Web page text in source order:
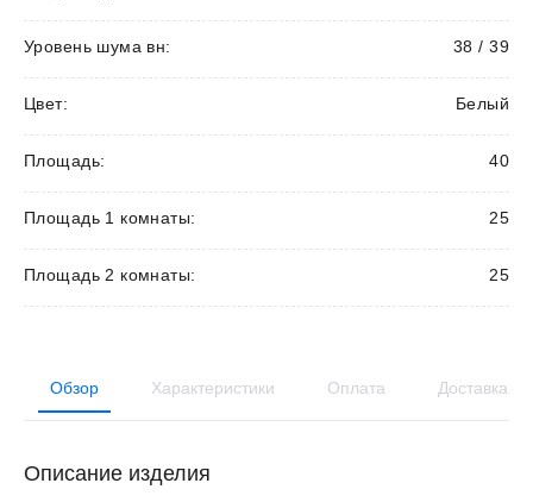
Уровень шума вн: 38 / 39
Цвет: Белый
Площадь: 40
Площадь 1 комнаты: 25
Площадь 2 комнаты: 25
Обзор Характеристики Оплата Доставка
Описание изделия